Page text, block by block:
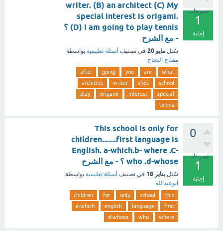
تصويتات
1
إجابة
writer. (B) an architect (C) My
special interest is origami.
(D) I am going to play tennis ؟
- مع الشرح
سُئل مايو 20 في تصنيف أسئلة تعليمية بواسطة
مفتاح النجاح
what
are
you
going
after
school
shes
writer
architect
special
interest
origami
play
tennis
0
تصويتات
1
إجابة
This school is only for
children.......first language is
English. a-which.b- where .C-
who .d-whose ؟ - مع الشرح
سُئل يناير 18 في تصنيف أسئلة تعليمية بواسطة
ابوعبدالله
this
school
only
for
children
first
language
english
a-which
where
who
d-whose